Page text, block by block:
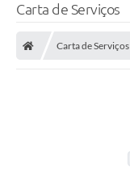
Carta de Serviços
Carta de Serviços